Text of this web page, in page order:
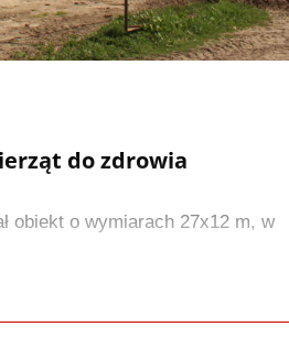
do zdrowia
obiekt o wymiarach 27x12 m, w